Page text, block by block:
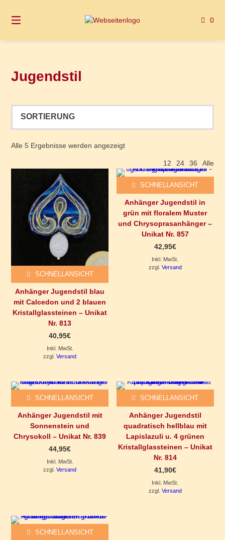
zum
0
Jugendstil
Alle 5 Ergebnisse werden angezeigt
12 24 36 Alle
SCHNELLANSICHT
Anhänger Jugendstil blau
mit Calcedon und 2 blauen
Kristallglassteinen – Unikat
Nr. 813
40,95€
Inkl. MwSt.
zzgl.Versand
SCHNELLANSICHT
Anhänger Jugendstil in
grün mit floralem Muster
und Chrysoprasanhänger –
Unikat Nr. 857
42,95€
Inkl. MwSt.
zzgl. Versand
SCHNELLANSICHT
Anhänger Jugendstil mit
Sonnenstein und
Chrysokoll – Unikat Nr. 839
44,95€
Inkl. MwSt.
zzgl.Versand
SCHNELLANSICHT
Anhänger Jugendstil
quadratisch hellblau mit
Lapislazuli u. 4 grünen
Kristallglassteinen – Unikat
Nr. 814
41,90€
Inkl. MwSt.
zzgl. Versand
SCHNELLANSICHT